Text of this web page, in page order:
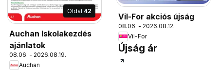
Oldal 42
Auchan Iskolakezdés
ajánlatok
08.06. - 2026.08.19.
Auchan
Vil-For akciós újság
08.06. - 2026.08.12.
Vil-For
Újság ár